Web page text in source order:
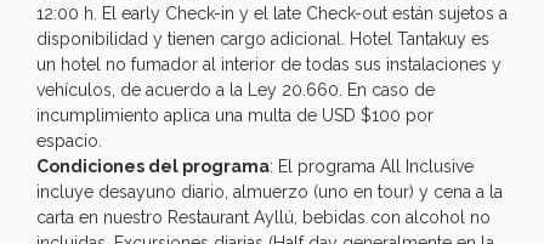
12:00 h. El early Check-in y el late Check-out están sujetos a
disponibilidad y tienen cargo adicional. Hotel Tantakuy es
un hotel no fumador al interior de todas sus instalaciones y
vehículos, de acuerdo a la Ley 20.660. En caso de
incumplimiento aplica una multa de USD $100 por
espacio.
Condiciones del programa: El programa All Inclusive
incluye desayuno diario, almuerzo (uno en tour) y cena a la
carta en nuestro Restaurant Ayllú, bebidas con alcohol no